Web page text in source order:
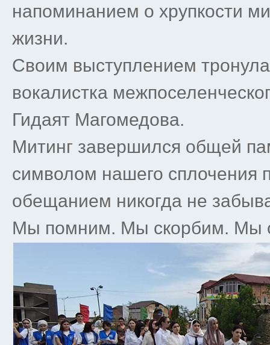
напоминанием о хрупкости
жизни.
Своим выступлением
вокалистка
Гидаят Магомедова.
Митинг завершился общей
символом нашего сплочения
обещанием никогда не
Мы помним. Мы скорбим. Мы